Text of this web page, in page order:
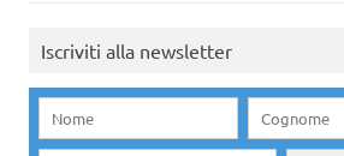
Iscriviti alla newsletter